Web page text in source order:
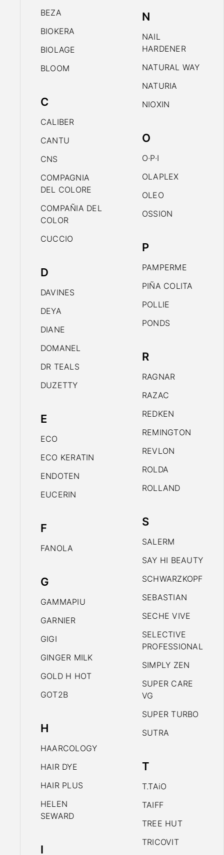
BEZA
BIOKERA
BIOLAGE
BLOOM
C
CALIBER
CANTU
CNS
COMPAGNIA
DEL COLORE
COMPAÑIA DEL
COLOR
CUCCIO
D
DAVINES
DEYA
DIANE
DOMANEL
DR TEALS
DUZETTY
E
ECO
ECO KERATIN
ENDOTEN
EUCERIN
F
FANOLA
G
GAMMAPIU
GARNIER
GIGI
GINGER MILK
GOLD H HOT
GOT2B
H
HAARCOLOGY
HAIR DYE
HAIR PLUS
HELEN
SEWARD
I
N
NAIL
HARDENER
NATURAL WAY
NATURIA
NIOXIN
O
O·P·I
OLAPLEX
OLEO
OSSION
P
PAMPERME
PIÑA COLITA
POLLIE
PONDS
R
RAGNAR
RAZAC
REDKEN
REMINGTON
REVLON
ROLDA
ROLLAND
S
SALERM
SAY HI BEAUTY
SCHWARZKOPF
SEBASTIAN
SECHE VIVE
SELECTIVE
PROFESSIONAL
SIMPLY ZEN
SUPER CARE
VG
SUPER TURBO
SUTRA
T
T.TAiO
TAIFF
TREE HUT
TRICOVIT